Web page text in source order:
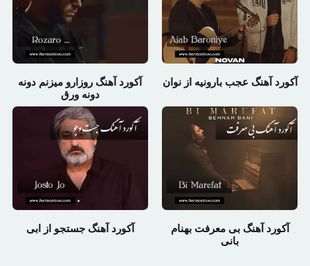
آکورد آهنگ عجب بارونیه از نوان
آکورد آهنگ روزارو میزنم دونه
دونه ورق
آکورد آهنگ بی معرفت بهنام
بانی
آکورد آهنگ جستجو از ابی